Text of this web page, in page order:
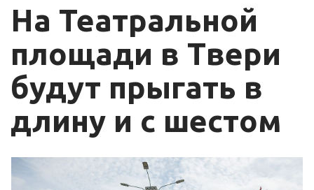
На Театральной
площади в Твери
будут прыгать в
длину и с шестом